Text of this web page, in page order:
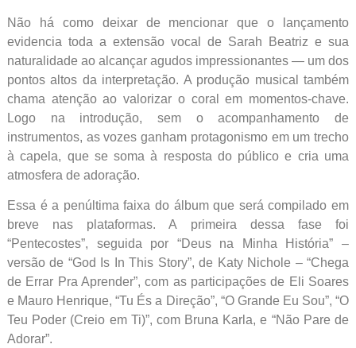
Não há como deixar de mencionar que o lançamento
evidencia toda a extensão vocal de Sarah Beatriz e sua
naturalidade ao alcançar agudos impressionantes — um dos
pontos altos da interpretação. A produção musical também
chama atenção ao valorizar o coral em momentos-chave.
Logo na introdução, sem o acompanhamento de
instrumentos, as vozes ganham protagonismo em um trecho
à capela, que se soma à resposta do público e cria uma
atmosfera de adoração.
Essa é a penúltima faixa do álbum que será compilado em
breve nas plataformas. A primeira dessa fase foi
“Pentecostes”, seguida por “Deus na Minha História” –
versão de “God Is In This Story”, de Katy Nichole – “Chega
de Errar Pra Aprender”, com as participações de Eli Soares
e Mauro Henrique, “Tu És a Direção”, “O Grande Eu Sou”, “O
Teu Poder (Creio em Ti)”, com Bruna Karla, e “Não Pare de
Adorar”.